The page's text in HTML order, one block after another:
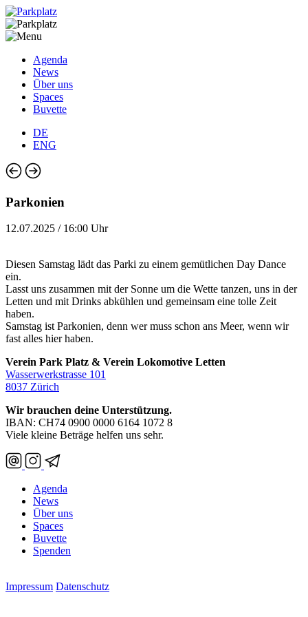
Agenda
News
Über uns
Spaces
Buvette
DE
ENG
Parkonien
12.07.2025 / 16:00 Uhr
Diesen Samstag lädt das Parki zu einem gemütlichen Day Dance
ein.
Lasst uns zusammen mit der Sonne um die Wette tanzen, uns in der
Letten und mit Drinks abkühlen und gemeinsam eine tolle Zeit
haben.
Samstag ist Parkonien, denn wer muss schon ans Meer, wenn wir
fast alles hier haben.
Verein Park Platz & Verein Lokomotive Letten
Wasserwerkstrasse 101
8037 Zürich
Wir brauchen deine Unterstützung.
IBAN: CH74 0900 0000 6164 1072 8
Viele kleine Beträge helfen uns sehr.
Agenda
News
Über uns
Spaces
Buvette
Spenden
Impressum Datenschutz